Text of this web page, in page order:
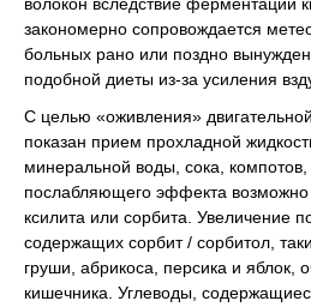
закономерно сопровождается
больных рано или поздно
подобной диеты из-за усиления
С целью «оживления»
показан прием прохладной
минеральной воды, сока,
послабляющего эффекта возможно
ксилита или сорбита. Увеличение
содержащих сорбит / сорбитол,
груши, абрикоса, персика и яблок,
кишечника. Углеводы,